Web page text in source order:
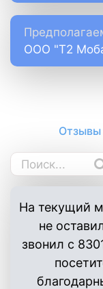
ООО "Т2
Отзывы
На текущий
не
звонил с